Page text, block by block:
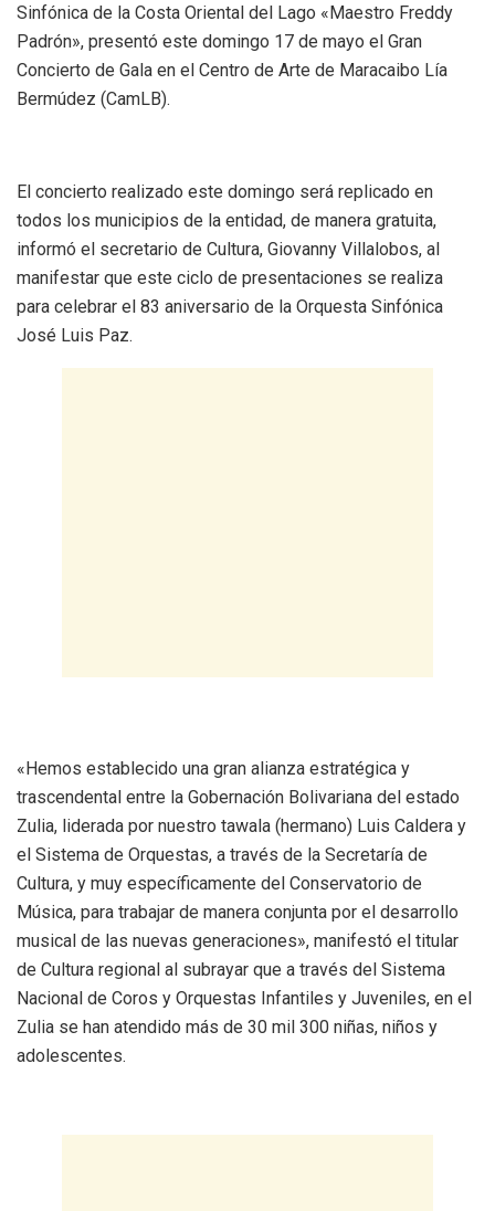
Sinfónica de la Costa Oriental del Lago «Maestro Freddy
Padrón», presentó este domingo 17 de mayo el Gran
Concierto de Gala en el Centro de Arte de Maracaibo Lía
Bermúdez (CamLB).
El concierto realizado este domingo será replicado en
todos los municipios de la entidad, de manera gratuita,
informó el secretario de Cultura, Giovanny Villalobos, al
manifestar que este ciclo de presentaciones se realiza
para celebrar el 83 aniversario de la Orquesta Sinfónica
José Luis Paz.
«Hemos establecido una gran alianza estratégica y
trascendental entre la Gobernación Bolivariana del estado
Zulia, liderada por nuestro tawala (hermano) Luis Caldera y
el Sistema de Orquestas, a través de la Secretaría de
Cultura, y muy específicamente del Conservatorio de
Música, para trabajar de manera conjunta por el desarrollo
musical de las nuevas generaciones», manifestó el titular
de Cultura regional al subrayar que a través del Sistema
Nacional de Coros y Orquestas Infantiles y Juveniles, en el
Zulia se han atendido más de 30 mil 300 niñas, niños y
adolescentes.